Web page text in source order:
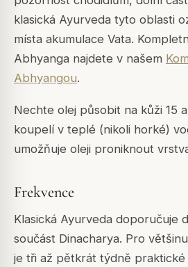
klasická Ayurveda tyto oblasti
místa akumulace Vata.
Abhyanga najdete v našem
Abhyangou.
Nechte olej působit na kůži 15
koupelí v teplé (nikoli horké)
umožňuje oleji proniknout
Frekvence
Klasická Ayurveda doporučuje
součást Dinacharya. Pro
je tři až pětkrát týdně